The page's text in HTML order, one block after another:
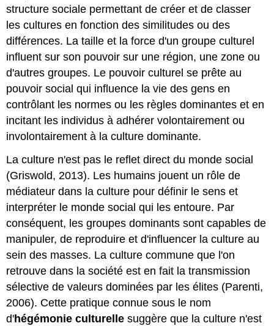
structure sociale permettant de créer et de classer
les cultures en fonction des similitudes ou des
différences. La taille et la force d'un groupe culturel
influent sur son pouvoir sur une région, une zone ou
d'autres groupes. Le pouvoir culturel se prête au
pouvoir social qui influence la vie des gens en
contrôlant les normes ou les règles dominantes et en
incitant les individus à adhérer volontairement ou
involontairement à la culture dominante.
La culture n'est pas le reflet direct du monde social
(Griswold, 2013). Les humains jouent un rôle de
médiateur dans la culture pour définir le sens et
interpréter le monde social qui les entoure. Par
conséquent, les groupes dominants sont capables de
manipuler, de reproduire et d'influencer la culture au
sein des masses. La culture commune que l'on
retrouve dans la société est en fait la transmission
sélective de valeurs dominées par les élites (Parenti,
2006). Cette pratique connue sous le nom
d'hégémonie culturelle suggère que la culture n'est